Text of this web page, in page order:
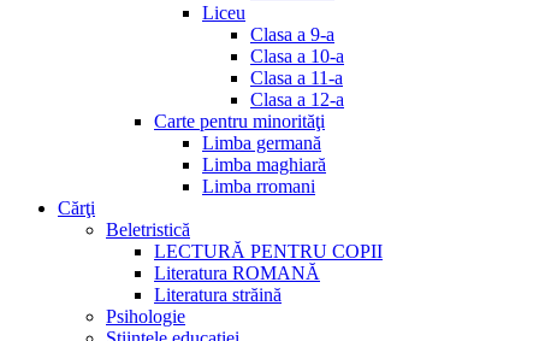
Liceu
Clasa a 9-a
Clasa a 10-a
Clasa a 11-a
Clasa a 12-a
Carte pentru minorităţi
Limba germană
Limba maghiară
Limba rromani
Cărţi
Beletristică
LECTURĂ PENTRU COPII
Literatura ROMANĂ
Literatura străină
Psihologie